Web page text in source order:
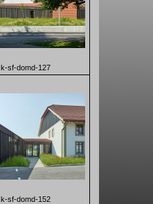
k-sf-domd-127
k-sf-domd-152